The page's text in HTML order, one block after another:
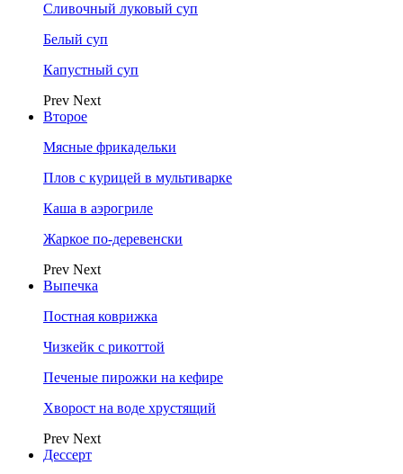
Сливочный луковый суп
Белый суп
Капустный суп
Prev Next
Второе
Мясные фрикадельки
Плов с курицей в мультиварке
Каша в аэрогриле
Жаркое по-деревенски
Prev Next
Выпечка
Постная коврижка
Чизкейк с рикоттой
Печеные пирожки на кефире
Хворост на воде хрустящий
Prev Next
Дессерт